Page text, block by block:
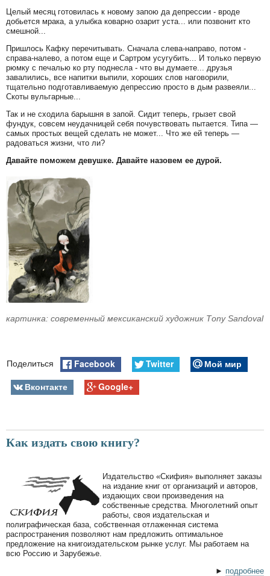
Целый месяц готовилась к новому запою да депрессии - вроде
добьется мрака, а улыбка коварно озарит уста... или позвонит кто
смешной...
Пришлось Кафку перечитывать. Сначала слева-направо, потом -
справа-налево, а потом еще и Сартром усугубить... И только первую
рюмку с печалью ко рту поднесла - что вы думаете... друзья
завалились, все напитки выпили, хороших слов наговорили,
тщательно подготавливаемую депрессию просто в дым развеяли...
Скоты вульгарные...
Так и не сходила барышня в запой. Сидит теперь, грызет свой
фундук, совсем неудачницей себя почувствовать пытается. Типа —
самых простых вещей сделать не может... Что же ей теперь —
радоваться жизни, что ли?
Давайте поможем девушке. Давайте назовем ее дурой.
картинка: современный мексиканский художник Тony Sandoval
Поделиться Facebook Twitter
Мой мир
Вконтакте
Google+
Как издать свою книгу?
Издательство «Скифия» выполняет заказы
на издание книг от организаций и авторов,
издающих свои произведения на
собственные средства. Многолетний опыт
работы, своя издательская и
полиграфическая база, собственная отлаженная система
распространения позволяют нам предложить оптимальное
предложение на книгоиздательском рынке услуг. Мы работаем на
всю Россию и Зарубежье.
► подробнее